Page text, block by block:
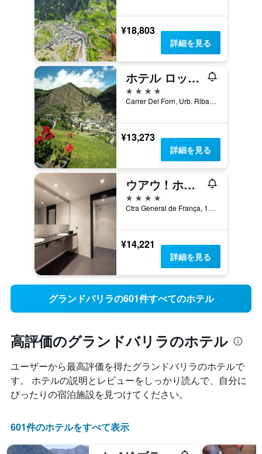
¥18,803
詳細を見る
ホテル ロック メレール
4つ星
Carrer Del Forn, Urb. Ribagrossa, 13, カニーリョ, アンドラ
¥13,273
詳細を見る
ウアウ ! ホテル ガランサス & スパ
4つ星
Ctra General de França, 18, ソルデュ, アンドラ
¥14,221
詳細を見る
グランドバリラの601件すべてのホテル
高評価のグランドバリラのホテル
ユーザーから最高評価を得たグランドバリラ​のホテルで
す。 ホテルの説明とレビューをしっかり読んで、自分に
ぴったりの宿泊施設を見つけてください。
601件のホテルをすべて表示